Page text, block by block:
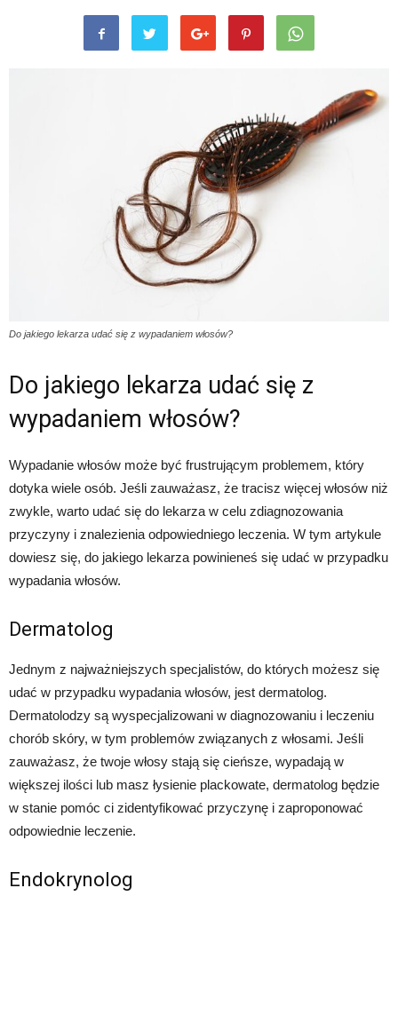
Do jakiego lekarza udać się z wypadaniem włosów?
Do jakiego lekarza udać się z
wypadaniem włosów?
Wypadanie włosów może być frustrującym problemem, który
dotyka wiele osób. Jeśli zauważasz, że tracisz więcej włosów niż
zwykle, warto udać się do lekarza w celu zdiagnozowania
przyczyny i znalezienia odpowiedniego leczenia. W tym artykule
dowiesz się, do jakiego lekarza powinieneś się udać w przypadku
wypadania włosów.
Dermatolog
Jednym z najważniejszych specjalistów, do których możesz się
udać w przypadku wypadania włosów, jest dermatolog.
Dermatolodzy są wyspecjalizowani w diagnozowaniu i leczeniu
chorób skóry, w tym problemów związanych z włosami. Jeśli
zauważasz, że twoje włosy stają się cieńsze, wypadają w
większej ilości lub masz łysienie plackowate, dermatolog będzie
w stanie pomóc ci zidentyfikować przyczynę i zaproponować
odpowiednie leczenie.
Endokrynolog